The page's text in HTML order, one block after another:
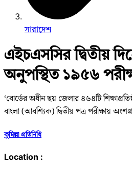
সারাদেশ
এইচএসসির দ্বিতীয়
অনুপস্থিত ১৯৫৬
‘বোর্ডের অধীন ছয় জেলার ৪৬৪টি
বাংলা (আবশ্যিক) দ্বিতীয় পত্র পরীক্ষায়
কুমিল্লা প্রতিনিধি
Location :